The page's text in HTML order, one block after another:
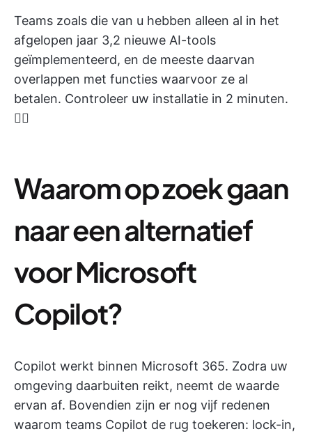
Teams zoals die van u hebben alleen al in het
afgelopen jaar 3,2 nieuwe AI-tools
geïmplementeerd, en de meeste daarvan
overlappen met functies waarvoor ze al
betalen. Controleer uw installatie in 2 minuten.
👇🏼
Waarom op zoek gaan
naar een alternatief
voor Microsoft
Copilot?
Copilot werkt binnen Microsoft 365. Zodra uw
omgeving daarbuiten reikt, neemt de waarde
ervan af. Bovendien zijn er nog vijf redenen
waarom teams Copilot de rug toekeren: lock-in,